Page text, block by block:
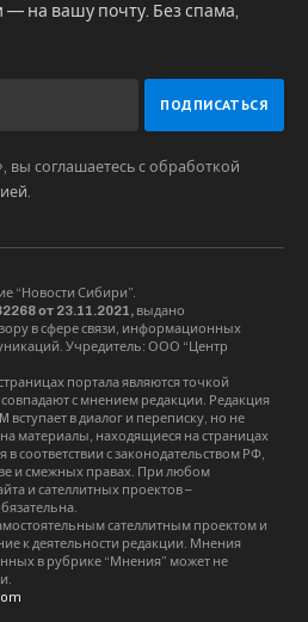
на вашу почту. Без спама,
вы соглашаетесь с обработкой
“Новости Сибири”.
от 23.11.2021, выдано
в сфере связи, информационных
Учредитель: ООО “Центр
портала являются точкой
совпадают с мнением редакции. Редакция
в диалог и переписку, но не
на материалы, находящиеся на страницах
соответствии с законодательством РФ,
и смежных правах. При любом
и сателлитных проектов –
сателлитным проектом и
к деятельности редакции. Мнения
в рубрике “Мнения” может не